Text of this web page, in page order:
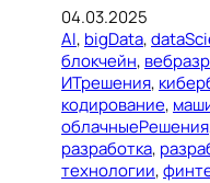
04.03.2025
AI, bigData,
блокчейн,
ИТрешения,
кодирование,
облачныеРешения
разработка,
технологии,